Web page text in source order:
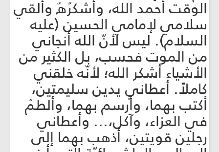
الوقت أحمد الله، وأشكرُهُ وأُلقي
سلامي لإمامي الحسين (عليه
السلام). ليس لأنّ الله أنجاني
من الموت فحسب، بل الكثير من
الأشياء أشكر الله؛ لأنّه خلقني
كاملاً. أعطاني يدين سليمتين،
أكتب بهما، وأرسم بهما، وألطمُ
في العزاء، وآكل،... وأعطاني
رجلين قويتين، أذهب بهما إلى